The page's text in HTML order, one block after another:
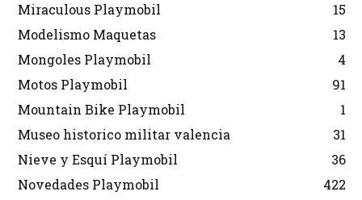
Miraculous Playmobil
15
Modelismo Maquetas
13
Mongoles Playmobil
4
Motos Playmobil
91
Mountain Bike Playmobil
1
Museo historico militar valencia
31
Nieve y Esquí Playmobil
36
Novedades Playmobil
422